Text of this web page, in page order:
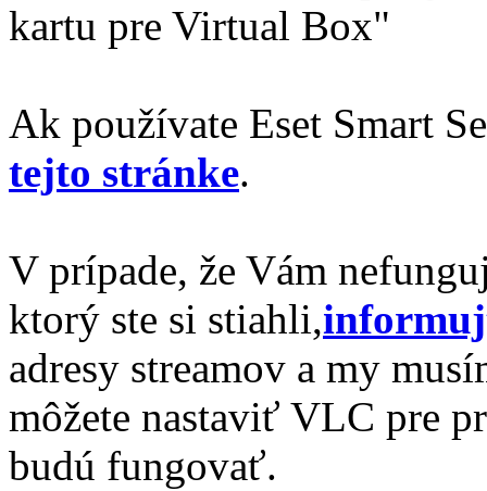
kartu pre Virtual Box"
Ak používate Eset Smart
tejto stránke.
V prípade, že Vám
ktorý ste si stiahli,
adresy streamov a my
môžete nastaviť VLC pre
budú fungovať.